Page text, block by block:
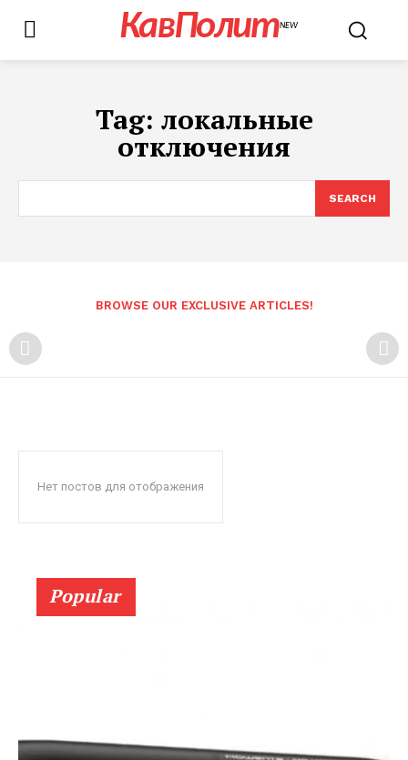
КавПолитNEW
Tag: локальные
отключения
SEARCH
BROWSE OUR EXCLUSIVE ARTICLES!
Нет постов для отображения
Popular